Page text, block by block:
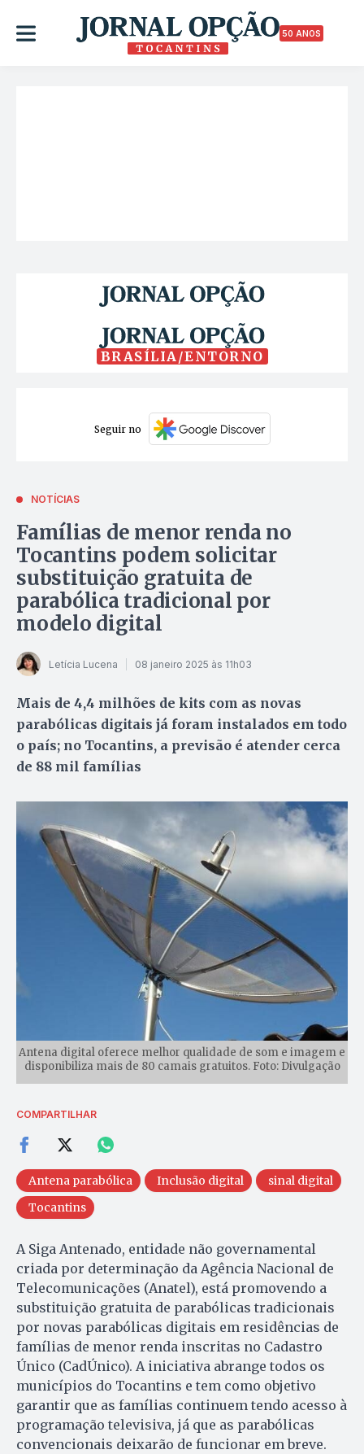
50 ANOS
BRASÍLIA/ENTORNO
Seguir no
NOTÍCIAS
Famílias de menor renda no
Tocantins podem solicitar
substituição gratuita de
parabólica tradicional por
modelo digital
Letícia Lucena 08 janeiro 2025 às 11h03
Mais de 4,4 milhões de kits com as novas
parabólicas digitais já foram instalados em todo
o país; no Tocantins, a previsão é atender cerca
de 88 mil famílias
Antena digital oferece melhor qualidade de som e imagem e
disponibiliza mais de 80 camais gratuitos. Foto: Divulgação
COMPARTILHAR
Antena parabólica Inclusão digital
sinal digital
Tocantins
A Siga Antenado, entidade não governamental
criada por determinação da Agência Nacional de
Telecomunicações (Anatel), está promovendo a
substituição gratuita de parabólicas tradicionais
por novas parabólicas digitais em residências de
famílias de menor renda inscritas no Cadastro
Único (CadÚnico). A iniciativa abrange todos os
municípios do Tocantins e tem como objetivo
garantir que as famílias continuem tendo acesso à
programação televisiva, já que as parabólicas
convencionais deixarão de funcionar em breve.